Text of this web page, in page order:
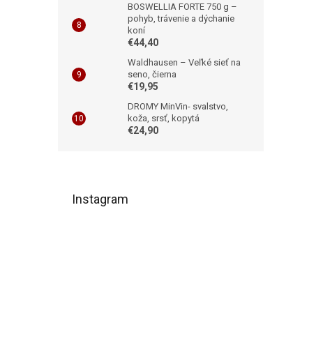
BOSWELLIA FORTE 750 g –
pohyb, trávenie a dýchanie
koní
€44,40
Waldhausen – Veľké sieť na
seno, čierna
€19,95
DROMY MinVin- svalstvo,
koža, srsť, kopytá
€24,90
Instagram